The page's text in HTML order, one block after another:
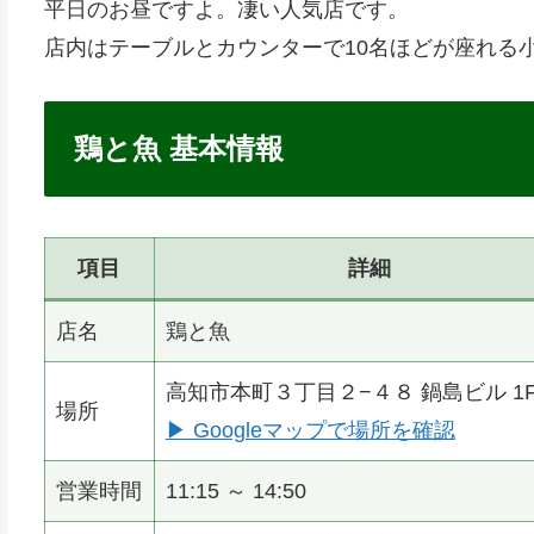
平日のお昼ですよ。凄い人気店です。
店内はテーブルとカウンターで10名ほどが座れる
鶏と魚 基本情報
項目 詳細
店名 鶏と魚
場所
高知市本町３丁目２−４８ 鍋島ビル
▶ Googleマップで場所を確認
営業時間 11:15 ～ 14:50